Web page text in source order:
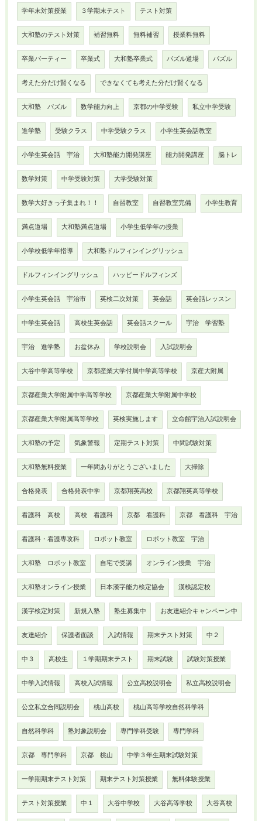
学年末対策授業 ３学期末テスト テスト対策
大和塾のテスト対策 補習無料 無料補習 授業料無料
卒業パーティー 卒業式 大和塾卒業式 パズル道場 パズル
考えた分だけ賢くなる できなくても考えた分だけ賢くなる
大和塾 パズル 数学能力向上 京都の中学受験 私立中学受験
進学塾 受験クラス 中学受験クラス 小学生英会話教室
小学生英会話 宇治 大和塾能力開発講座 能力開発講座 脳トレ
数学対策 中学受験対策 大学受験対策
数学大好きっ子集まれ！！ 自習教室 自習教室完備 小学生教育
満点道場 大和塾満点道場 小学生低学年の授業
小学校低学年指導 大和塾ドルフィンイングリッシュ
ドルフィンイングリッシュ ハッピードルフィンズ
小学生英会話 宇治市 英検二次対策 英会話 英会話レッスン
中学生英会話 高校生英会話 英会話スクール 宇治 学習塾
宇治 進学塾 お盆休み 学校説明会 入試説明会
大谷中学高等学校 京都産業大学付属中学高等学校 京産大附属
京都産業大学附属中学高等学校 京都産業大学附属中学校
京都産業大学附属高等学校 英検実施します 立命館宇治入試説明会
大和塾の予定 気象警報 定期テスト対策 中間試験対策
大和塾無料授業 一年間ありがとうございました 大掃除
合格発表 合格発表中学 京都翔英高校 京都翔英高等学校
看護科 高校 高校 看護科 京都 看護科 京都 看護科 宇治
看護科・看護専攻科 ロボット教室 ロボット教室 宇治
大和塾 ロボット教室 自宅で受講 オンライン授業 宇治
大和塾オンライン授業 日本漢字能力検定協会 漢検認定校
漢字検定対策 新規入塾 塾生募集中 お友達紹介キャンペーン中
友達紹介 保護者面談 入試情報 期末テスト対策 中２
中３ 高校生 １学期期末テスト 期末試験 試験対策授業
中学入試情報 高校入試情報 公立高校説明会 私立高校説明会
公立私立合同説明会 桃山高校 桃山高等学校自然科学科
自然科学科 塾対象説明会 専門学科受験 専門学科
京都 専門学科 京都 桃山 中学３年生期末試験対策
一学期期末テスト対策 期末テスト対策授業 無料体験授業
テスト対策授業 中１ 大谷中学校 大谷高等学校 大谷高校